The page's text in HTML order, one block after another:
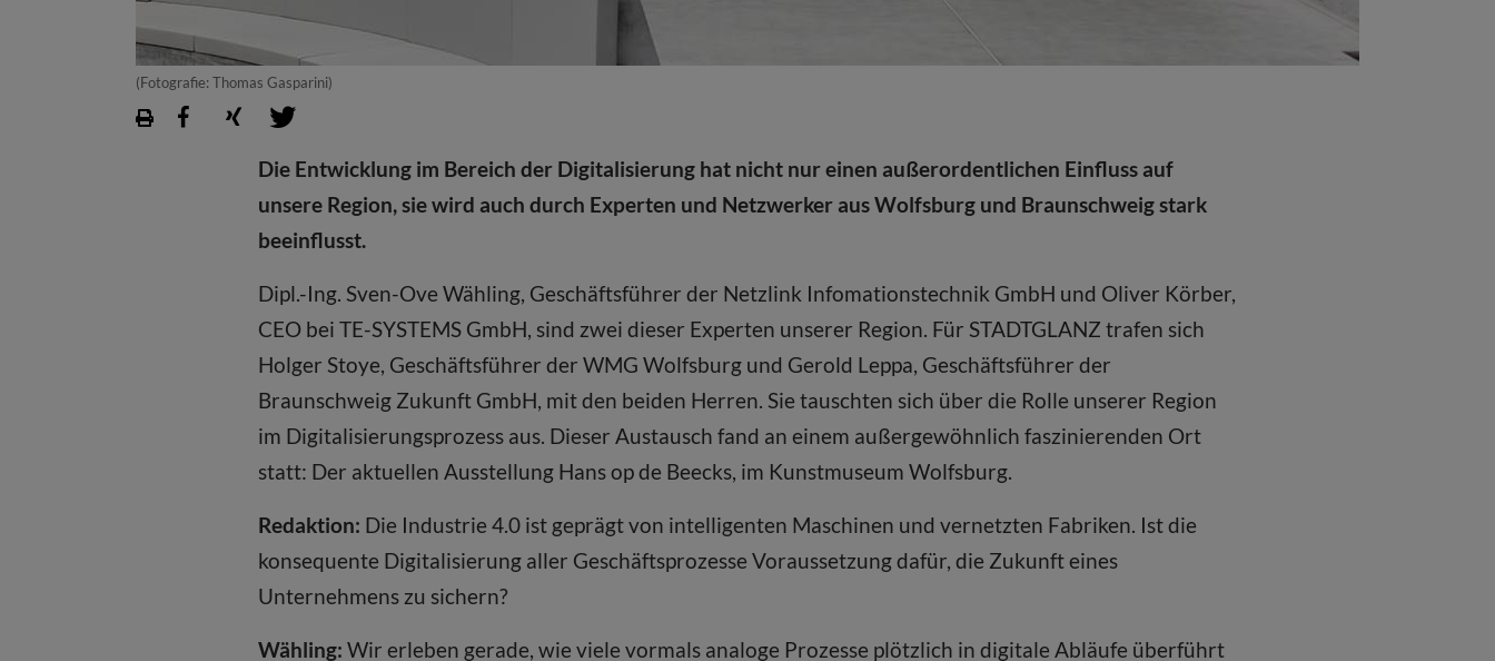
(Fotografie: Thomas Gasparini)
Die Entwicklung im Bereich der Digitalisierung hat nicht nur einen außer­ordentlichen Einfluss auf
unsere Region, sie wird auch durch Experten und Netzwerker aus Wolfsburg und Braunschweig stark
beeinflusst.
Dipl.-Ing. Sven-Ove Wähling, Geschäftsführer der Netzlink Infomationstechnik GmbH und Oliver Körber,
CEO bei TE-SYSTEMS GmbH, sind zwei dieser Experten unserer Region. Für STADTGLANZ trafen sich
Holger Stoye, Geschäftsführer der WMG Wolfsburg und Gerold Leppa, Geschäftsführer der
Braunschweig Zukunft GmbH, mit den beiden Herren. Sie tauschten sich über die Rolle unserer Region
im Digitalisierungsprozess aus. Dieser Austausch fand an einem außergewöhnlich faszinierenden Ort
statt: Der aktuellen Ausstellung Hans op de Beecks, im Kunstmuseum Wolfsburg.
Redaktion: Die Industrie 4.0 ist geprägt von intelligenten Maschinen und vernetzten Fabriken. Ist die
konsequente Digitalisierung aller Geschäftsprozesse Voraussetzung dafür, die Zukunft eines
Unternehmens zu sichern?
Wähling: Wir erleben gerade, wie viele vormals analoge Prozesse plötzlich in digitale Abläufe überführt